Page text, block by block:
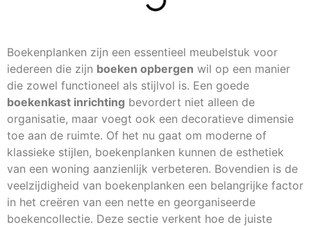
Boekenplanken zijn een essentieel meubelstuk voor
iedereen die zijn boeken opbergen wil op een manier
die zowel functioneel als stijlvol is. Een goede
boekenkast inrichting bevordert niet alleen de
organisatie, maar voegt ook een decoratieve dimensie
toe aan de ruimte. Of het nu gaat om moderne of
klassieke stijlen, boekenplanken kunnen de esthetiek
van een woning aanzienlijk verbeteren. Bovendien is de
veelzijdigheid van boekenplanken een belangrijke factor
in het creëren van een nette en georganiseerde
boekencollectie. Deze sectie verkent hoe de juiste